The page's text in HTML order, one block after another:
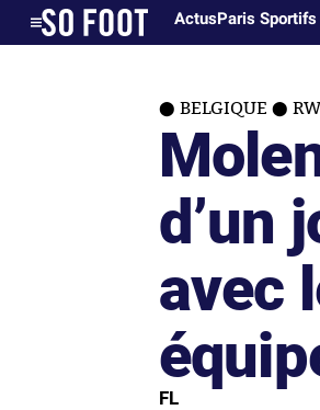
ActusParis Sportifs
BELGIQUE
d’un
avec
FL